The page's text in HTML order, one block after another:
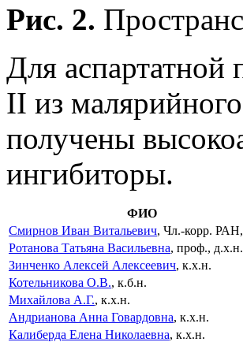
Рис. 2.
Для аспартатной
II из
получены
ингибиторы.
ФИО
Смирнов Иван Витальевич, Чл.-корр.
Ротанова Татьяна Васильевна, проф., д.х.н.
Зинченко Алексей Алексеевич, к.х.н.
Котельникова О.В., к.б.н.
Михайлова А.Г., к.х.н.
Андрианова Анна Говардовна, к.х.н.
Калиберда Елена Николаевна, к.х.н.